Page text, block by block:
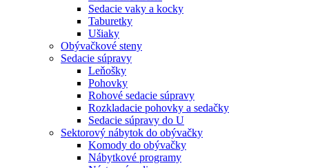
Sedacie vaky a kocky
Taburetky
Ušiaky
Obývačkové steny
Sedacie súpravy
Leňošky
Pohovky
Rohové sedacie súpravy
Rozkladacie pohovky a sedačky
Sedacie súpravy do U
Sektorový nábytok do obývačky
Komody do obývačky
Nábytkové programy